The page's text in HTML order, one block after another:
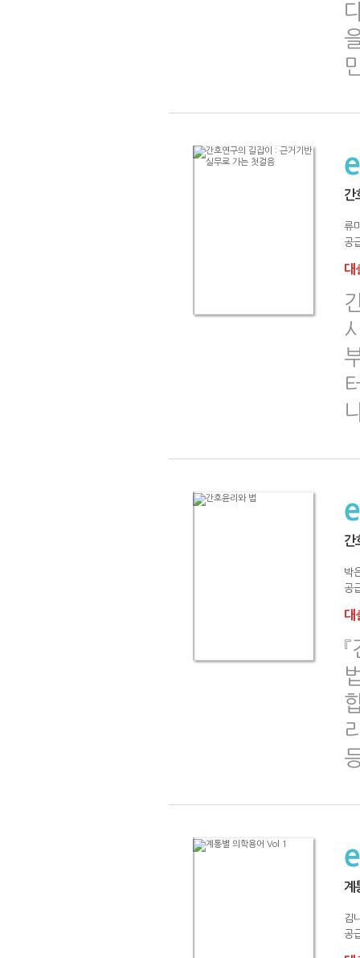
간
류
공
대
간
박
공
대
계
김
공